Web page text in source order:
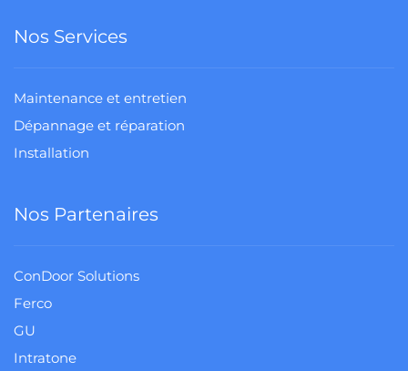
Nos Services
Maintenance et entretien
Dépannage et réparation
Installation
Nos Partenaires
ConDoor Solutions
Ferco
GU
Intratone